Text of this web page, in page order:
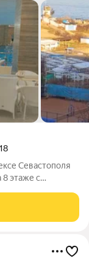
Севастополя
этаже с
террасы, и